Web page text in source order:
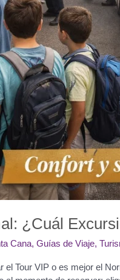
¿Cuál
Cana,Guías de Viaje,
el Tour VIP o es mejor el